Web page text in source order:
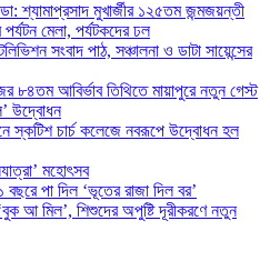
শ্যামাপ্রসাদ মুখার্জীর ১২৫তম জন্মজয়ন্তী
মেলা, পর্যটকদের ঢল
সংবাদ পাঠ, সঞ্চালনা ও ডাটা সায়েন্সের
৮৪তম আবির্ভাব তিথিতে মায়াপুরে নতুন গেস্ট
উদ্বোধন
স্কটিশ চার্চ কলেজে নবরূপে উদ্বোধন হল
মহোৎসব
পা দিল ‘ভূতের রাজা দিল বর’
আ মিল’, শিশুদের অপুষ্টি দূরীকরণে নতুন